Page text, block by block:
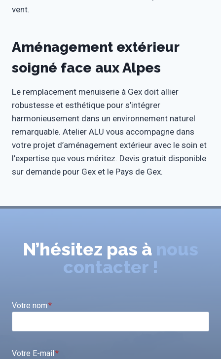
vent.
Aménagement extérieur
soigné face aux Alpes
Le remplacement menuiserie à Gex doit allier
robustesse et esthétique pour s’intégrer
harmonieusement dans un environnement naturel
remarquable. Atelier ALU vous accompagne dans
votre projet d’aménagement extérieur avec le soin et
l’expertise que vous méritez. Devis gratuit disponible
sur demande pour Gex et le Pays de Gex.
N’hésitez pas à nous
contacter !
Votre nom*
Votre E-mail*